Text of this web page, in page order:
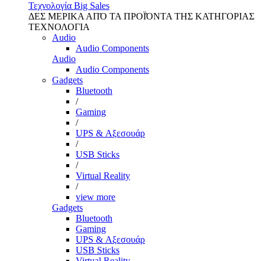
Τεχνολογία Big Sales
ΔΕΣ ΜΕΡΙΚΑ ΑΠΌ ΤΑ ΠΡΟΪΌΝΤΑ ΤΗΣ ΚΑΤΗΓΟΡΙΑΣ
ΤΕΧΝΟΛΟΓΙΑ
Audio
Audio Components
Audio
Audio Components
Gadgets
Bluetooth
/
Gaming
/
UPS & Αξεσουάρ
/
USB Sticks
/
Virtual Reality
/
view more
Gadgets
Bluetooth
Gaming
UPS & Αξεσουάρ
USB Sticks